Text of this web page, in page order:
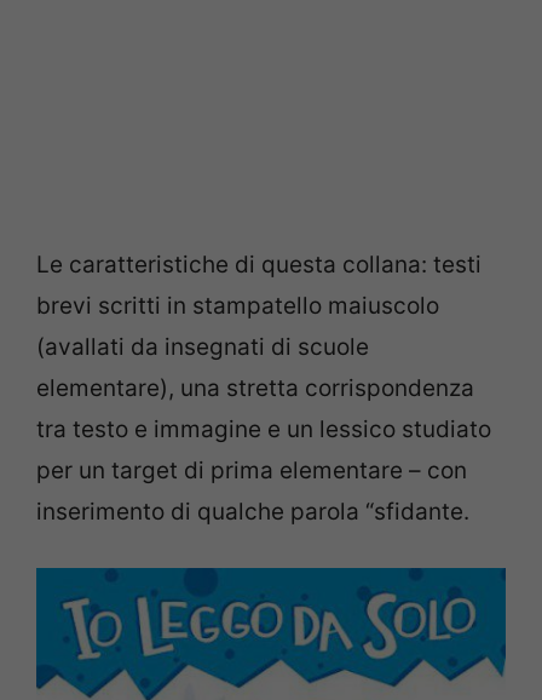
Le caratteristiche di questa collana: testi
brevi scritti in stampatello maiuscolo
(avallati da insegnati di scuole
elementare), una stretta corrispondenza
tra testo e immagine e un lessico studiato
per un target di prima elementare – con
inserimento di qualche parola “sfidante.